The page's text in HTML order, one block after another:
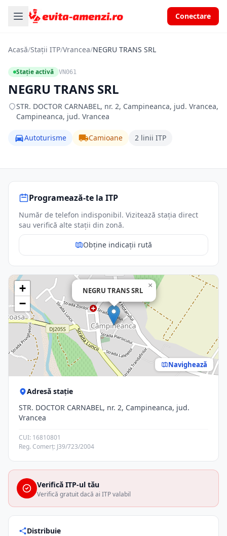
Conectare
Acasă/Stații ITP/Vrancea/NEGRU TRANS SRL
Stație activă VN061
NEGRU TRANS SRL
STR. DOCTOR CARNABEL, nr. 2, Campineanca, jud. Vrancea,
Campineanca, jud. Vrancea
Autoturisme Camioane 2 linii ITP
Programează-te la ITP
Număr de telefon indisponibil. Vizitează stația direct
sau verifică alte stații din zonă.
Obține indicații rută
NEGRU TRANS SRL
×
+
−
Navighează
Adresă stație
STR. DOCTOR CARNABEL, nr. 2, Campineanca, jud.
Vrancea
CUI: 16810801
Reg. Comerț: J39/723/2004
Verifică ITP-ul tău
Verifică gratuit dacă ai ITP valabil
Distribuie